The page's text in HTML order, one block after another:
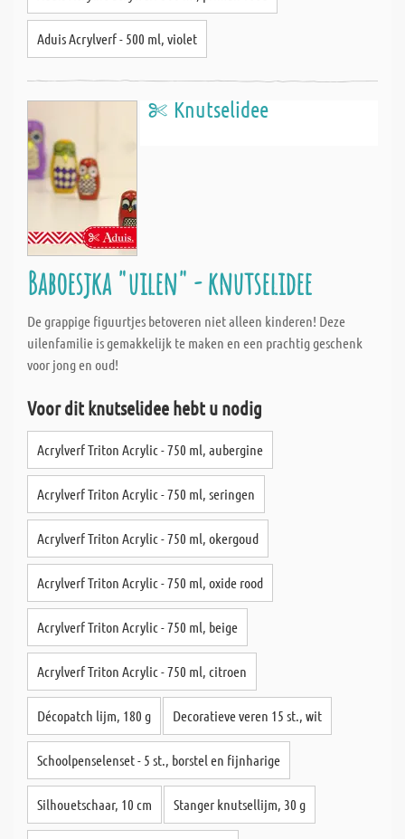
Aduis Acrylverf - 500 ml, violet
Knutselidee
Baboesjka "uilen" - knutselidee
De grappige figuurtjes betoveren niet alleen kinderen! Deze
uilenfamilie is gemakkelijk te maken en een prachtig geschenk
voor jong en oud!
Voor dit knutselidee hebt u nodig
Acrylverf Triton Acrylic - 750 ml, aubergine
Acrylverf Triton Acrylic - 750 ml, seringen
Acrylverf Triton Acrylic - 750 ml, okergoud
Acrylverf Triton Acrylic - 750 ml, oxide rood
Acrylverf Triton Acrylic - 750 ml, beige
Acrylverf Triton Acrylic - 750 ml, citroen
Décopatch lijm, 180 g Decoratieve veren 15 st., wit
Schoolpenselenset - 5 st., borstel en fijnharige
Silhouetschaar, 10 cm Stanger knutsellijm, 30 g